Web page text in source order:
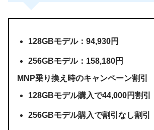
128GBモデル：94,930円
256GBモデル：158,180円
MNP乗り換え時のキャンペーン割引
128GBモデル購入で44,000円割引
256GBモデル購入で割引なし割引